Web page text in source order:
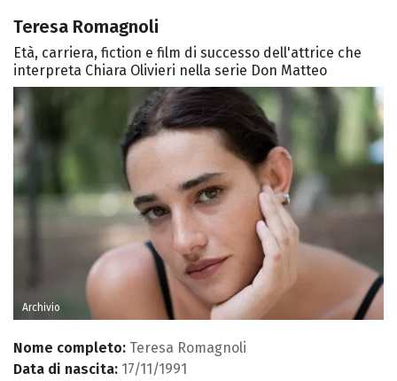
Teresa Romagnoli
Età, carriera, fiction e film di successo dell'attrice che
interpreta Chiara Olivieri nella serie Don Matteo
Archivio
Nome completo: Teresa Romagnoli
Data di nascita: 17/11/1991